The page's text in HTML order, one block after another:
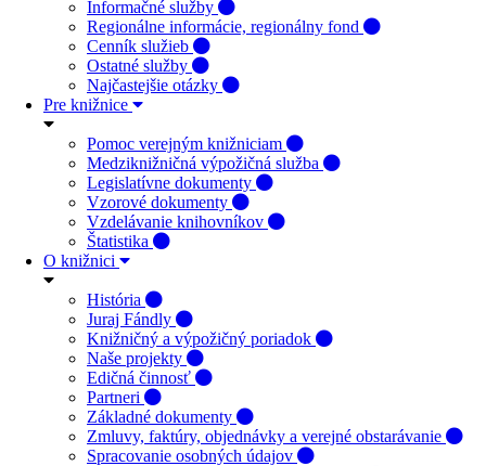
Informačné služby
Regionálne informácie, regionálny fond
Cenník služieb
Ostatné služby
Najčastejšie otázky
Pre knižnice
Pomoc verejným knižniciam
Medziknižničná výpožičná služba
Legislatívne dokumenty
Vzorové dokumenty
Vzdelávanie knihovníkov
Štatistika
O knižnici
História
Juraj Fándly
Knižničný a výpožičný poriadok
Naše projekty
Edičná činnosť
Partneri
Základné dokumenty
Zmluvy, faktúry, objednávky a verejné obstarávanie
Spracovanie osobných údajov